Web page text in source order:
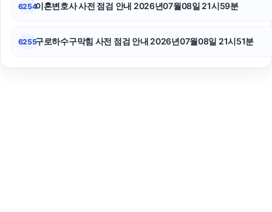
6254이혼변호사 사전 점검 안내 2026년07월08일 21시59분
6255구로하수구막힘 사전 점검 안내 2026년07월08일 21시51분